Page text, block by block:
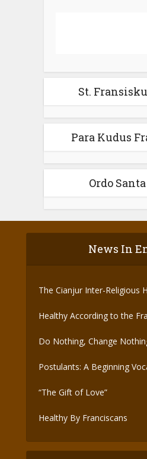
St.
Para Kudus
Ordo
News In
The Cianjur Inter-Religious
Healthy According to the
Do Nothing, Change
Postulants: A Beginning
“The Gift of Love”
Healthy By Franciscans